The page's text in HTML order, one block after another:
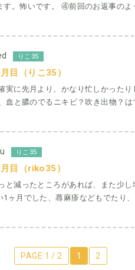
す。怖いです。 ④前回のお返事のよ
りこ35
目（りこ35）
月より、かなり忙しかったりし
血と膿のでるニキビ？吹き出物？
りこ35
目（riko35）
ったところがあれば、また少し
ヶ月でした、蕁麻疹などもでたり
PAGE 1 / 2 1 2